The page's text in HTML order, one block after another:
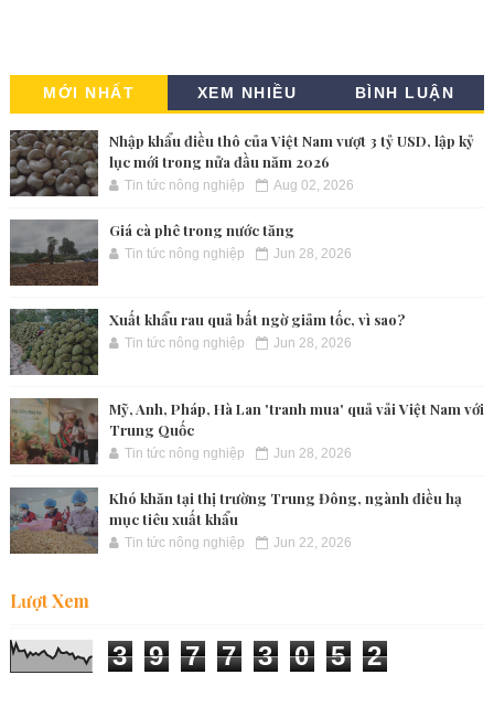
MỚI NHẤT XEM NHIỀU BÌNH LUẬN
Nhập khẩu điều thô của Việt Nam vượt 3 tỷ USD, lập kỷ
lục mới trong nửa đầu năm 2026
Tin tức nông nghiệp Aug 02, 2026
Giá cà phê trong nước tăng
Tin tức nông nghiệp Jun 28, 2026
Xuất khẩu rau quả bất ngờ giảm tốc, vì sao?
Tin tức nông nghiệp Jun 28, 2026
Mỹ, Anh, Pháp, Hà Lan 'tranh mua' quả vải Việt Nam với
Trung Quốc
Tin tức nông nghiệp Jun 28, 2026
Khó khăn tại thị trường Trung Đông, ngành điều hạ
mục tiêu xuất khẩu
Tin tức nông nghiệp Jun 22, 2026
Lượt Xem
3 9 7 7 3 0 5 2